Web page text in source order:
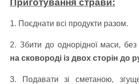
Приготування страви:
1. Поєднати всі продукти разом.
2. Збити до однорідної маси, без
на сковороді із двох сторін до
3. Подавати зі сметаною,